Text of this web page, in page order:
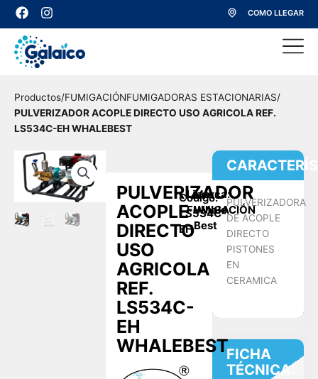
contenido
F
a
c
e
b
k
I
n
t
a
a
m
COMO LLEGAR
Productos/FUMIGACIÓNFUMIGADORAS ESTACIONARIAS/
PULVERIZADOR ACOPLE DIRECTO USO AGRICOLA REF.
LS534C-EH WHALEBEST
PULVERIZADORA
DE ACOPLE
DIRECTO
PISTONES
EN
CERAMICA
FICHA
TÉCNICA:
PULVERIZADOR
ACOPLE
DIRECTO
USO
AGRICOLA
REF.
LS534C-
EH
WHALEBEST
Codigo:
LS534C-
EH
Linea:
FUMIGACIÓN
Marca:
Whale
Best